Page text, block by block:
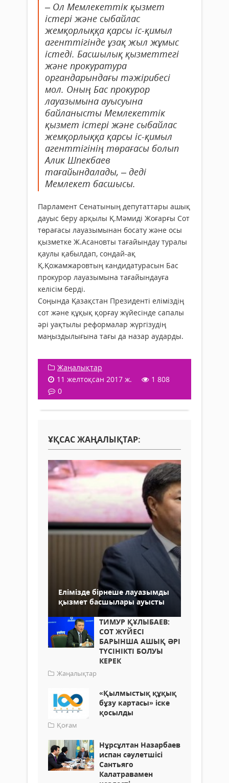
– Ол Мемлекеттік қызмет
істері және сыбайлас
жемқорлыққа қарсы іс-қимыл
агенттігінде ұзақ жыл жұмыс
істеді. Басшылық қызметтегі
және прокуратура
органдарындағы тәжірибесі
мол. Оның Бас прокурор
лауазымына ауысуына
байланысты Мемлекеттік
қызмет істері және сыбайлас
жемқорлыққа қарсы іс-қимыл
агенттігінің төрағасы болып
Алик Шпекбаев
тағайындалады, – деді
Мемлекет басшысы.
Парламент Сенатының депутаттары ашық
дауыс беру арқылы Қ.Мәмиді Жоғарғы Сот
төрағасы лауазымынан босату және осы
қызметке Ж.Асановты тағайындау туралы
қаулы қабылдап, сондай-ақ
Қ.Қожамжаровтың кандидатурасын Бас
прокурор лауазымына тағайындауға
келісім берді.
Соңында Қазақстан Президенті еліміздің
сот және құқық қорғау жүйесінде сапалы
әрі уақтылы реформалар жүргізудің
маңыздылығына тағы да назар аударды.
Жаңалықтар
11 желтоқсан 2017 ж.
1 808
0
ҰҚСАС ЖАҢАЛЫҚТАР:
Елімізде бірнеше лауазымды
қызмет басшылары ауысты
ТИМУР ҚҰЛЫБАЕВ:
СОТ ЖҮЙЕСІ
БАРЫНША АШЫҚ ӘРІ
ТҮСІНІКТІ БОЛУЫ
КЕРЕК
Жаңалықтар
«Қылмыстық құқық
бұзу картасы» іске
қосылды
Қоғам
Нұрсұлтан Назарбаев
испан сәулетшісі
Сантьяго
Калатравамен